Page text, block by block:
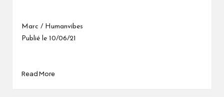
Marc / Humanvibes
Publié le 10/06/21
Read More